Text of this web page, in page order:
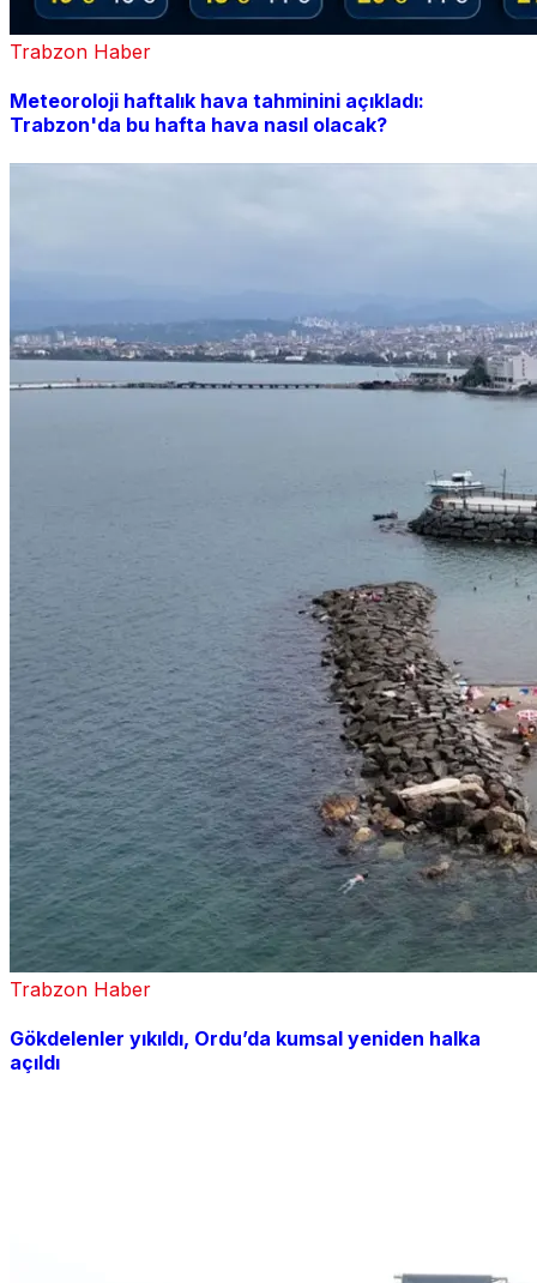
Trabzon Haber
Meteoroloji haftalık hava tahminini açıkladı:
Trabzon'da bu hafta hava nasıl olacak?
Trabzon Haber
Gökdelenler yıkıldı, Ordu’da kumsal yeniden halka
açıldı